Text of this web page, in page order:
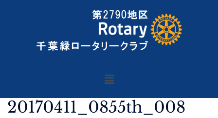
20170411_0855th_008